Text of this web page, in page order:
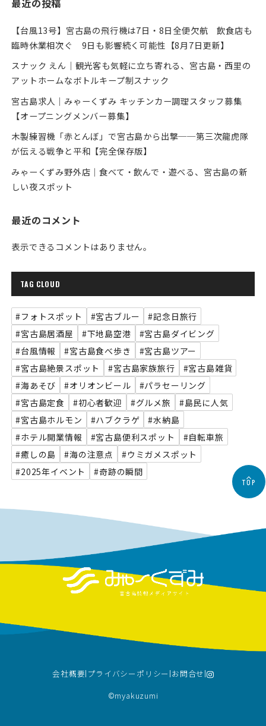
最近の投稿
【台風13号】宮古島の飛行機は7日・8日全便欠航 飲食店も
臨時休業相次ぐ 9日も影響続く可能性【8月7日更新】
スナック えん｜観光客も気軽に立ち寄れる、宮古島・西里の
アットホームなボトルキープ制スナック
宮古島求人｜みゃーくずみ キッチンカー調理スタッフ募集
【オープニングメンバー募集】
木製練習機「赤とんぼ」で宮古島から出撃──第三次龍虎隊
が伝える戦争と平和【完全保存版】
みゃーくずみ野外店｜食べて・飲んで・遊べる、宮古島の新
しい夜スポット
最近のコメント
表示できるコメントはありません。
TAG CLOUD
#フォトスポット #宮古ブルー
#記念日旅行
#宮古島居酒屋
#下地島空港
#宮古島ダイビング
#台風情報
#宮古島食べ歩き
#宮古島ツアー
#宮古島絶景スポット
#宮古島家族旅行
#宮古島雑貨
#海あそび
#オリオンビール
#パラセーリング
#宮古島定食
#初心者歓迎 #グルメ旅
#島民に人気
#宮古島ホルモン
#ハブクラゲ
#水納島
#ホテル開業情報
#宮古島便利スポット
#自転車旅
#癒しの島
#海の注意点
#ウミガメスポット
#2025年イベント
#奇跡の瞬間
会社概要 プライバシーポリシー お問合せ
©︎myakuzumi
TOP